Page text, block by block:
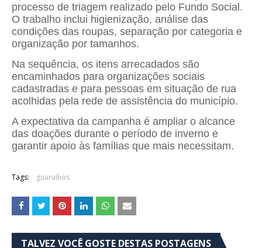
processo de triagem realizado pelo Fundo Social.
O trabalho inclui higienização, análise das
condições das roupas, separação por categoria e
organização por tamanhos.
Na sequência, os itens arrecadados são
encaminhados para organizações sociais
cadastradas e para pessoas em situação de rua
acolhidas pela rede de assistência do município.
A expectativa da campanha é ampliar o alcance
das doações durante o período de inverno e
garantir apoio às famílias que mais necessitam.
Tags: guarulhos
TALVEZ VOCÊ GOSTE DESTAS POSTAGENS